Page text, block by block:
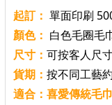
起訂： 單面印刷
顏色： 白色毛圈毛
尺寸： 可按客人尺
貨期： 按不同工藝
適合：喜愛傳統毛